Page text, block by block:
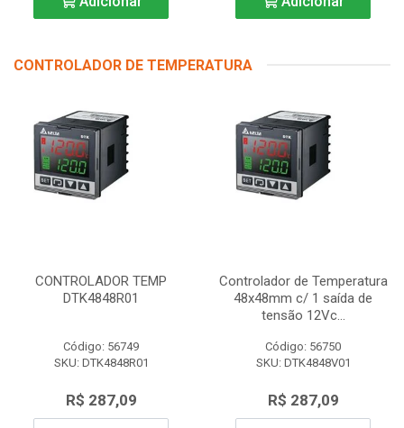
CONTROLADOR DE TEMPERATURA
CONTROLADOR TEMP
DTK4848R01
Código: 56749
SKU: DTK4848R01
R$ 287,09
Controlador de Temperatura
48x48mm c/ 1 saída de
tensão 12Vc...
Código: 56750
SKU: DTK4848V01
R$ 287,09